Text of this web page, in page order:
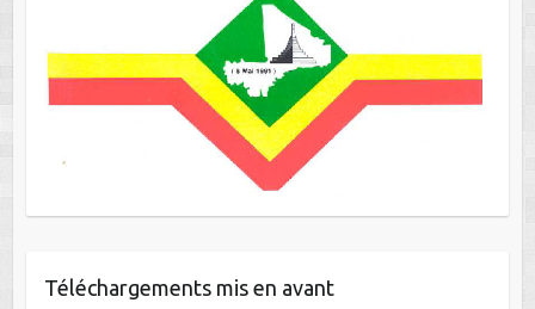
Téléchargements mis en avant